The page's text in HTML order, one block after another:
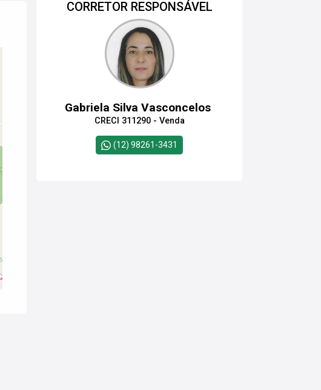
CORRETOR RESPONSÁVEL
Gabriela Silva Vasconcelos
CRECI 311290 - Venda
(12) 98261-3431